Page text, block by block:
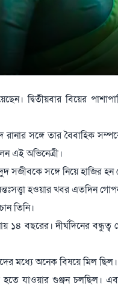
দ্বিতীয়বার বিয়ের
রানার সঙ্গে তার বৈবাহিক
এই অভিনেত্রী।
সজীবকে সঙ্গে নিয়ে হাজির
হওয়ার খবর এতদিন
তিনি।
১৪ বছরের। দীর্ঘদিনের
মধ্যে অনেক বিষয়ে মিল ছিল।
যাওয়ার গুঞ্জন চলছিল।